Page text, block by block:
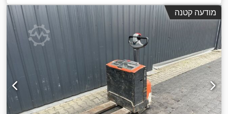
קיבולת סוללה:400 אה , מתח סוללה: 24 V , אורך המזלג:1,150
מ"מ, גובה כולל: , אורך כולל: 1,900 מ"מ
, רוחב כולל:
, ציוד: קְלָפוֹת מַזְלֵג (forks for pallets) ,
מודעה קטנה